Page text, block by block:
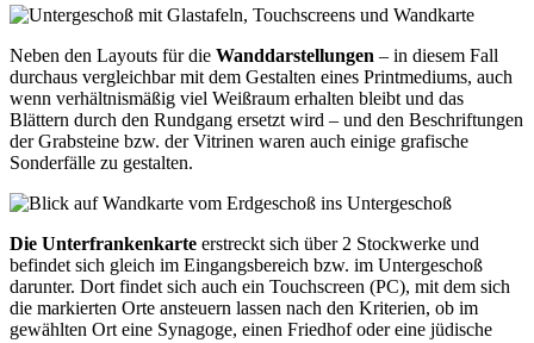
Neben den Layouts für die Wanddarstellungen – in diesem Fall
durchaus vergleichbar mit dem Gestalten eines Printmediums, auch
wenn verhältnismäßig viel Weißraum erhalten bleibt und das
Blättern durch den Rundgang ersetzt wird – und den Beschriftungen
der Grabsteine bzw. der Vitrinen waren auch einige grafische
Sonderfälle zu gestalten.
Die Unterfrankenkarte erstreckt sich über 2 Stockwerke und
befindet sich gleich im Eingangsbereich bzw. im Untergeschoß
darunter. Dort findet sich auch ein Touchscreen (PC), mit dem sich
die markierten Orte ansteuern lassen nach den Kriterien, ob im
gewählten Ort eine Synagoge, einen Friedhof oder eine jüdische